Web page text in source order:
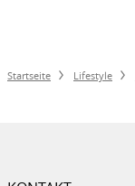
Startseite Lifestyle